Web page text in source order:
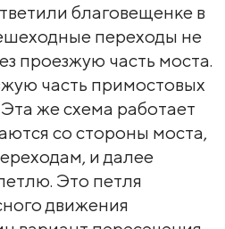
благовещенке в
переходы не
проезжую часть моста.
часть примостовых
же схема работает
со стороны моста,
и далее
Это петля
движения